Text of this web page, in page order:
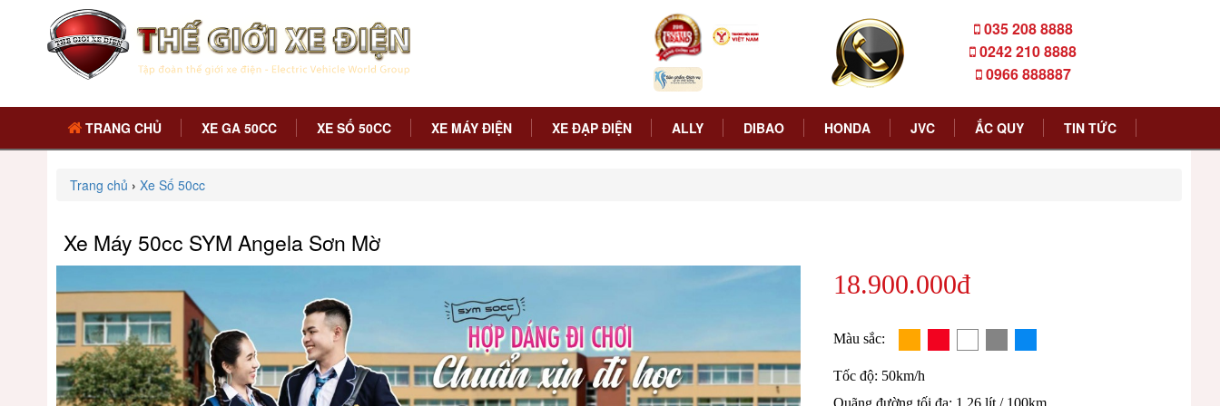
035 208 8888
0242 210 8888
0966 888887
TRANG CHỦ XE GA 50CC XE SỐ 50CC XE MÁY ĐIỆN XE ĐẠP ĐIỆN ALLY DIBAO HONDA JVC ẮC QUY TIN TỨC
Trang chủ › Xe Số 50cc
Xe Máy 50cc SYM Angela Sơn Mờ
18.900.000đ
Màu sắc:
Tốc độ: 50km/h
Quãng đường tối đa: 1,26 lít / 100km